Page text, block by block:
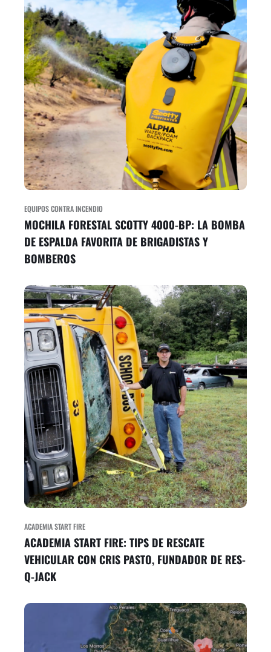
EQUIPOS CONTRA INCENDIO
MOCHILA FORESTAL SCOTTY 4000-BP: LA BOMBA
DE ESPALDA FAVORITA DE BRIGADISTAS Y
BOMBEROS
ACADEMIA START FIRE
ACADEMIA START FIRE: TIPS DE RESCATE
VEHICULAR CON CRIS PASTO, FUNDADOR DE RES-
Q-JACK